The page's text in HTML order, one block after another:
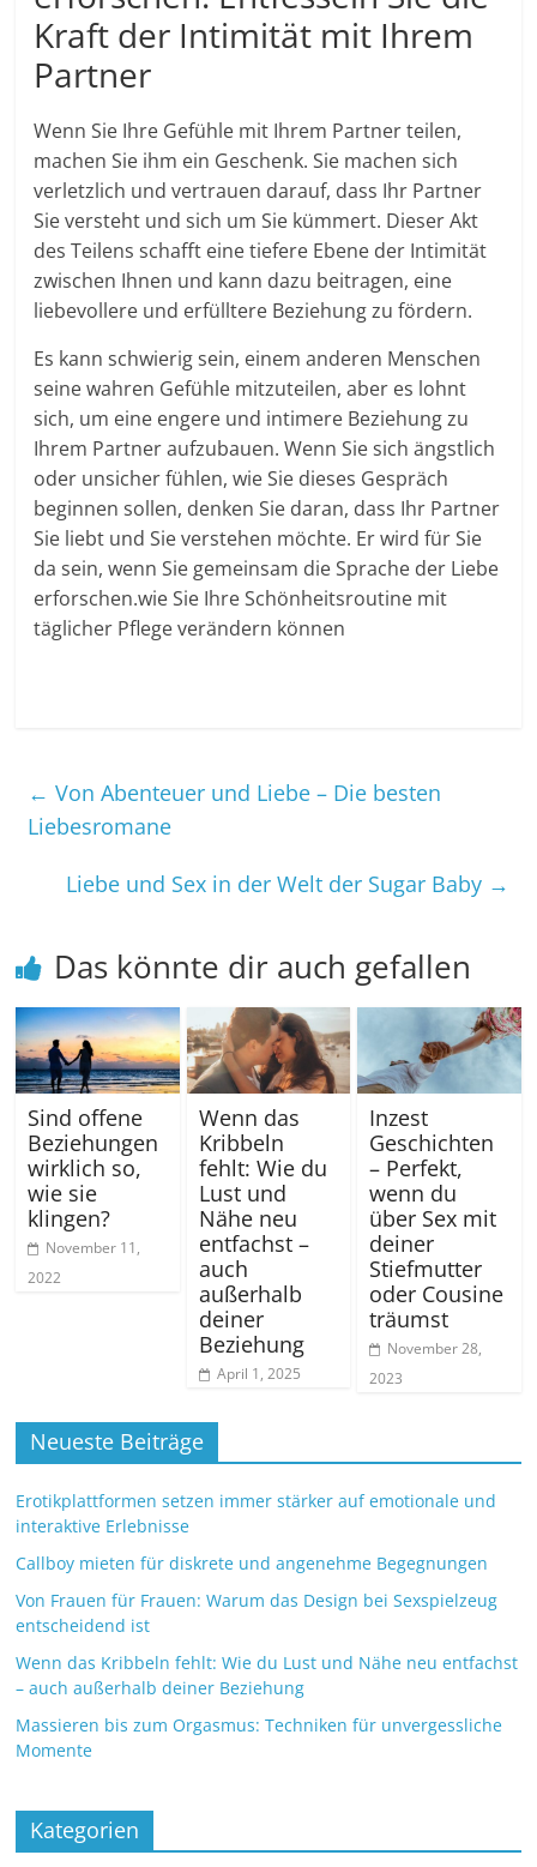
Kraft der Intimität mit Ihrem
Partner
Wenn Sie Ihre Gefühle mit Ihrem Partner teilen,
machen Sie ihm ein Geschenk. Sie machen sich
verletzlich und vertrauen darauf, dass Ihr Partner
Sie versteht und sich um Sie kümmert. Dieser Akt
des Teilens schafft eine tiefere Ebene der Intimität
zwischen Ihnen und kann dazu beitragen, eine
liebevollere und erfülltere Beziehung zu fördern.
Es kann schwierig sein, einem anderen Menschen
seine wahren Gefühle mitzuteilen, aber es lohnt
sich, um eine engere und intimere Beziehung zu
Ihrem Partner aufzubauen. Wenn Sie sich ängstlich
oder unsicher fühlen, wie Sie dieses Gespräch
beginnen sollen, denken Sie daran, dass Ihr Partner
Sie liebt und Sie verstehen möchte. Er wird für Sie
da sein, wenn Sie gemeinsam die Sprache der Liebe
erforschen.wie Sie Ihre Schönheitsroutine mit
täglicher Pflege verändern können
← Von Abenteuer und Liebe – Die besten
Liebesromane
Liebe und Sex in der Welt der Sugar Baby →
Das könnte dir auch gefallen
Sind offene
Beziehungen
wirklich so,
wie sie
klingen?
November 11,
2022
Wenn das
Kribbeln
fehlt: Wie du
Lust und
Nähe neu
entfachst –
auch
außerhalb
deiner
Beziehung
April 1, 2025
Inzest
Geschichten
– Perfekt,
wenn du
über Sex mit
deiner
Stiefmutter
oder Cousine
träumst
November 28,
2023
Neueste Beiträge
Erotikplattformen setzen immer stärker auf emotionale und
interaktive Erlebnisse
Callboy mieten für diskrete und angenehme Begegnungen
Von Frauen für Frauen: Warum das Design bei Sexspielzeug
entscheidend ist
Wenn das Kribbeln fehlt: Wie du Lust und Nähe neu entfachst
– auch außerhalb deiner Beziehung
Massieren bis zum Orgasmus: Techniken für unvergessliche
Momente
Kategorien